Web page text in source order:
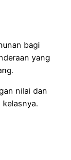
bagi
yang
nilai dan